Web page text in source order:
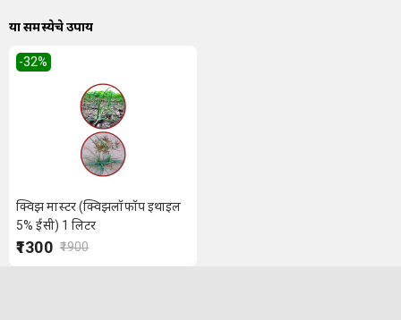
या समस्येचे उपाय
-32%
क्विझ मास्टर (क्विझलॉफॉप इथाइल
5% ईसी) 1 लिटर
₹1300 ₹1900